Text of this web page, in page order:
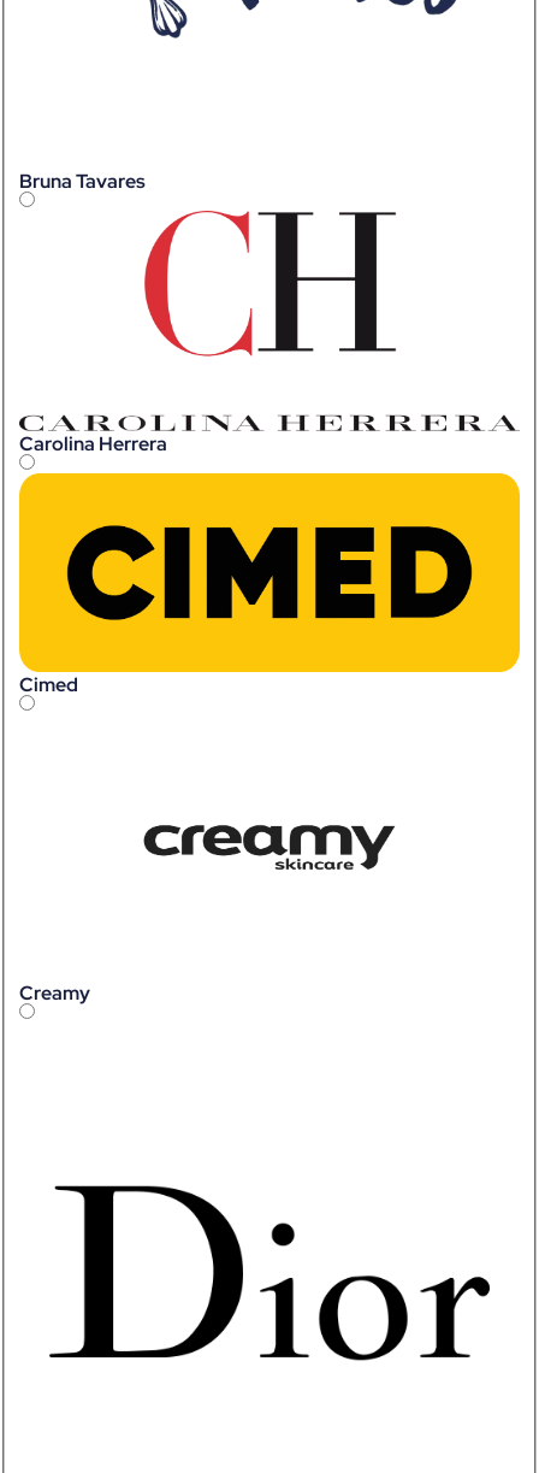
Bruna Tavares
Carolina Herrera
Cimed
Creamy